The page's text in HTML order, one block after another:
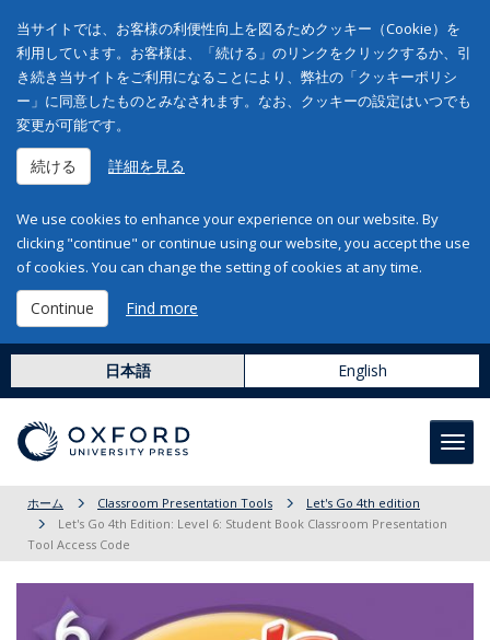
当サイトでは、お客様の利便性向上を図るためクッキー（Cookie）を
利用しています。お客様は、「続ける」のリンクをクリックするか、引
き続き当サイトをご利用になることにより、弊社の「クッキーポリシ
ー」に同意したものとみなされます。なお、クッキーの設定はいつでも
変更が可能です。
続ける 詳細を見る
We use cookies to enhance your experience on our website. By
clicking "continue" or continue using our website, you accept the use
of cookies. You can change the setting of cookies at any time.
Continue Find more
日本語 English
ホーム Classroom Presentation Tools
Let's Go 4th edition
Let's Go 4th Edition: Level 6: Student Book Classroom Presentation
Tool Access Code